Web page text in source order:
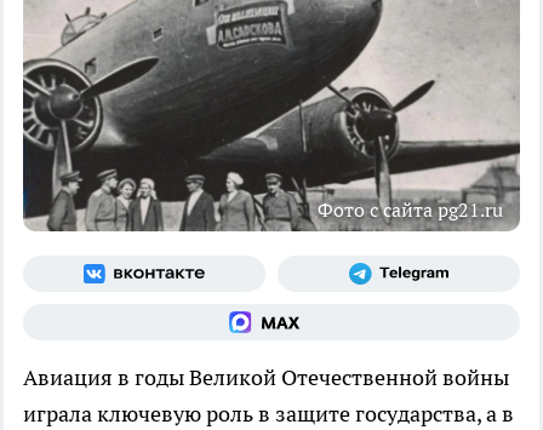
Фото с сайта pg21.ru
Авиация в годы Великой Отечественной войны
играла ключевую роль в защите государства, а в